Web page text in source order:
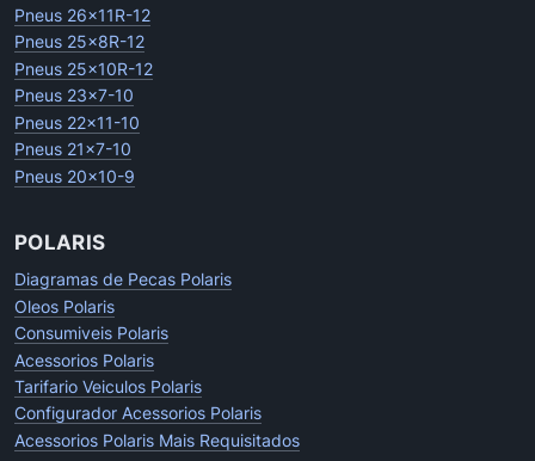
Pneus 26x11R-12
Pneus 25x8R-12
Pneus 25x10R-12
Pneus 23x7-10
Pneus 22x11-10
Pneus 21x7-10
Pneus 20x10-9
POLARIS
Diagramas de Pecas Polaris
Oleos Polaris
Consumiveis Polaris
Acessorios Polaris
Tarifario Veiculos Polaris
Configurador Acessorios Polaris
Acessorios Polaris Mais Requisitados